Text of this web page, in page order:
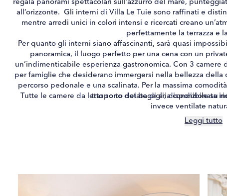
regala panorami spettacolari sull’azzurro del mare,
all’orizzonte. Gli interni di Villa Le Tuie sono raffinati e
mentre arredi unici in colori intensi e ricercati creano
perfettamente la terrazza e
Per quanto gli interni siano affascinanti, sarà quasi
panoramica, il luogo perfetto per una cena con un
un’indimenticabile esperienza gastronomica. Con 3
per famiglie che desiderano immergersi nella bellezza della
percorso pedonale e una scalinata. Per la massima
trasporto dei bagagli, disponibile su
Tutte le camere da letto sono dotate di aria condizionata
invece ventilate
Leggi tutto